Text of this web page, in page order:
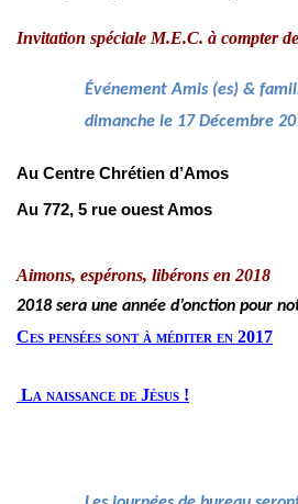
Invitation spéciale M.E.C. à compter
Événement Amis (es) &
dimanche le 17 Décembre
Au Centre Chrétien d’Amos
Au 772, 5 rue ouest Amos
Aimons, espérons, libérons en 2018
2018 sera une année d’onction pour
Ces pensées sont à méditer en 2017
La naissance de Jésus !